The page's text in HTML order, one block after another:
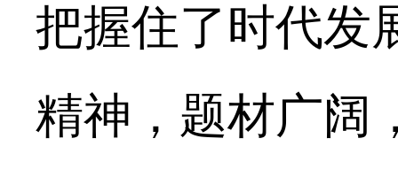
把握住了时代发
精神，题材广阔